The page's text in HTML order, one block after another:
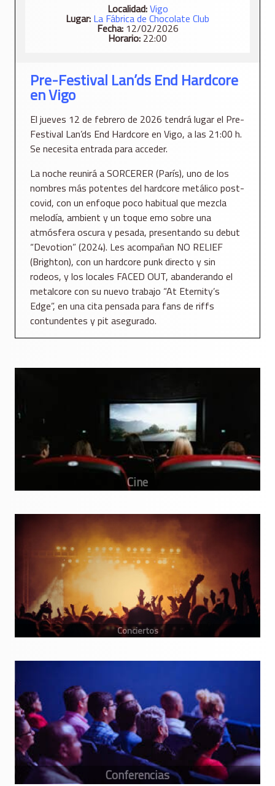
Localidad:Vigo
Lugar: La Fábrica de Chocolate Club
Fecha:12/02/2026
Horario: 22:00
Pre-Festival Lan’ds End Hardcore
en Vigo
El jueves 12 de febrero de 2026 tendrá lugar el Pre-
Festival Lan’ds End Hardcore en Vigo, a las 21:00 h.
Se necesita entrada para acceder.
La noche reunirá a SORCERER (París), uno de los
nombres más potentes del hardcore metálico post-
covid, con un enfoque poco habitual que mezcla
melodía, ambient y un toque emo sobre una
atmósfera oscura y pesada, presentando su debut
“Devotion” (2024). Les acompañan NO RELIEF
(Brighton), con un hardcore punk directo y sin
rodeos, y los locales FACED OUT, abanderando el
metalcore con su nuevo trabajo “At Eternity’s
Edge”, en una cita pensada para fans de riffs
contundentes y pit asegurado.